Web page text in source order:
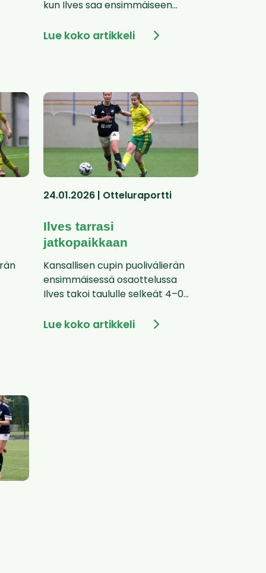
kun Ilves saa ensimmäiseen...
Lue koko artikkeli
24.01.2026 | Otteluraportti
Ilves tarrasi
jatkopaikkaan
Kansallisen cupin puolivälierän
ensimmäisessä osaottelussa
Ilves takoi taululle selkeät 4–0...
Lue koko artikkeli